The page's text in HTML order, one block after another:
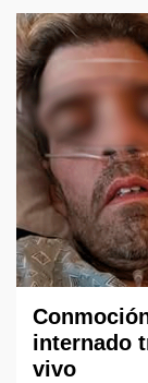
internado
vivo